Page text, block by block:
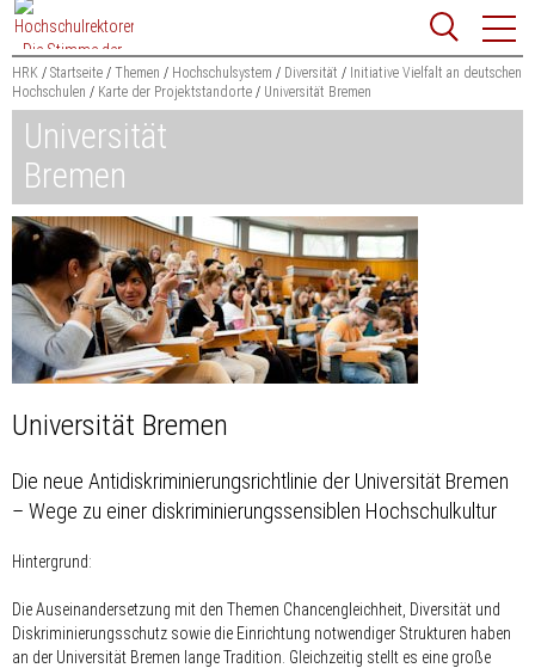
Zum
Content
springen
HRK Startseite Themen Hochschulsystem Diversität
Initiative Vielfalt an deutschen
Hochschulen
Karte der Projektstandorte Universität Bremen
Universität
Bremen
Universität Bremen
Die neue Antidiskriminierungsrichtlinie der Universität Bremen
– Wege zu einer diskriminierungssensiblen Hochschulkultur
Hintergrund:
Die Auseinandersetzung mit den Themen Chancengleichheit, Diversität und
Diskriminierungsschutz sowie die Einrichtung notwendiger Strukturen haben
an der Universität Bremen lange Tradition. Gleichzeitig stellt es eine große